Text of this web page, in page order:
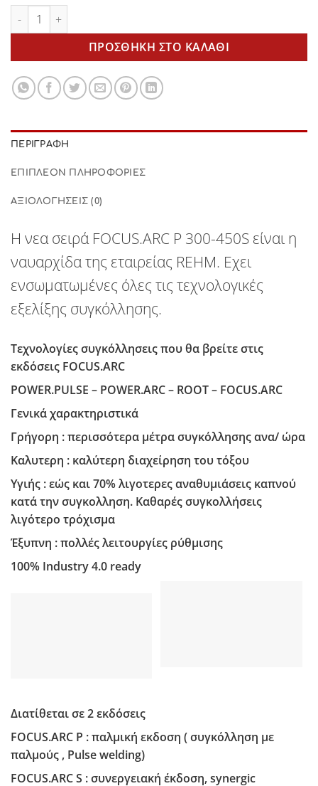
FOCUS.ARC P 300 (pulse) S αερόψυκτη με τροφοδότη (with
ΠΡΟΣΘΉΚΗ ΣΤΟ ΚΑΛΆΘΙ
ΠΕΡΙΓΡΑΦΉ
ΕΠΙΠΛΈΟΝ ΠΛΗΡΟΦΟΡΊΕΣ
ΑΞΙΟΛΟΓΉΣΕΙΣ (0)
Η νεα σειρά FOCUS.ARC P 300-450S είναι η
ναυαρχίδα της εταιρείας REHM. Εχει
ενσωματωμένες όλες τις τεχνολογικές
εξελίξης συγκόλλησης.
Tεχνολoγίες συγκόλλησεις που θα βρείτε στις
εκδόσεις FOCUS.ARC
POWER.PULSE – POWER.ARC – ROOT – FOCUS.ARC
Γενικά χαρακτηριστικά
Γρήγορη : περισσότερα μέτρα συγκόλλησης ανα/ ώρα
Καλυτερη : καλύτερη διαχείρηση του τόξου
Υγιής : εώς και70%λιγοτερες αναθυμιάσεις καπνού
κατά την συγκολληση. Καθαρές συγκολλήσεις
λιγότερο τρόχισμα
Έξυπνη : πολλές λειτουργίες ρύθμισης
100% Industry 4.0 ready
Διατίθεται σε 2 εκδόσεις
FOCUS.ARC P : παλμική εκδοση ( συγκόλληση με
παλμούς , Pulse welding)
FOCUS.ARC S : συνεργειακή έκδοση, synergic